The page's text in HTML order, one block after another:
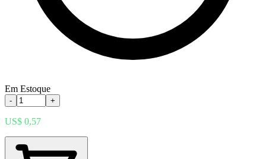
Em Estoque
- +
US$ 0,57